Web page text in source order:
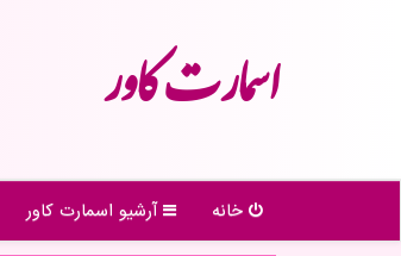
اسمارت كاور
خانه آرشیو اسمارت كاور